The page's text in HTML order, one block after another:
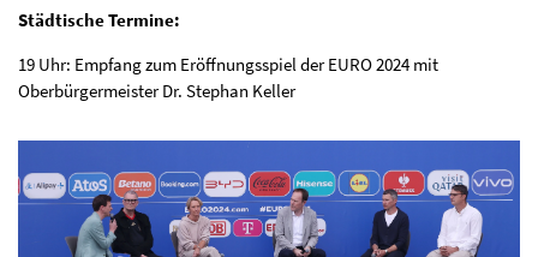
Städtische Termine:
19 Uhr: Empfang zum Eröffnungsspiel der EURO 2024 mit
Oberbürgermeister Dr. Stephan Keller